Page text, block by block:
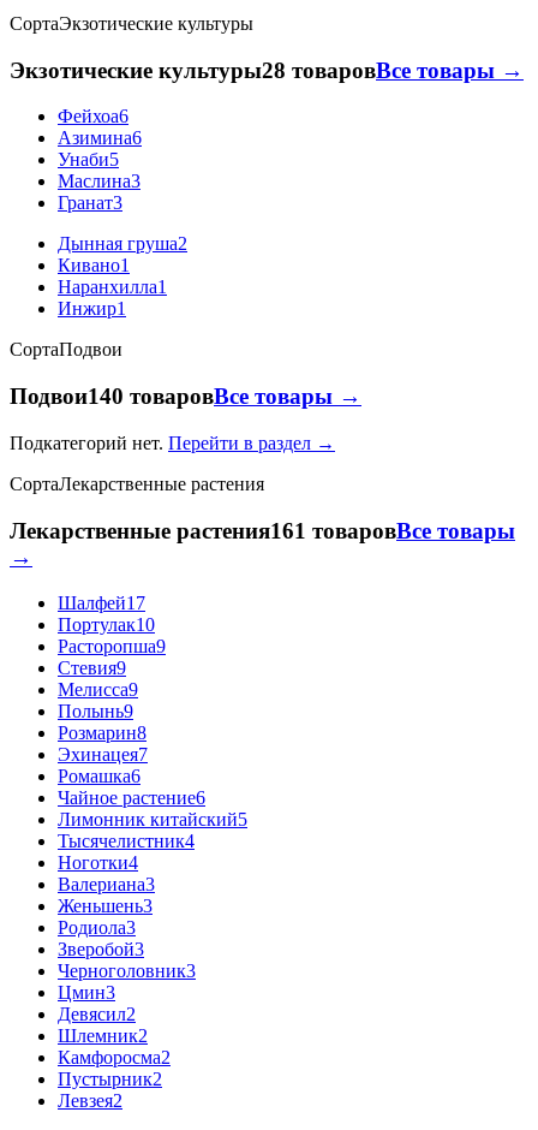
СортаЭкзотические культуры
Экзотические культуры28 товаровВсе товары →
Фейхоа6
Азимина6
Унаби5
Маслина3
Гранат3
Дынная груша2
Кивано1
Наранхилла1
Инжир1
СортаПодвои
Подвои140 товаровВсе товары →
Подкатегорий нет. Перейти в раздел →
СортаЛекарственные растения
Лекарственные растения161 товаровВсе товары
→
Шалфей17
Портулак10
Расторопша9
Стевия9
Мелисса9
Полынь9
Розмарин8
Эхинацея7
Ромашка6
Чайное растение6
Лимонник китайский5
Тысячелистник4
Ноготки4
Валериана3
Женьшень3
Родиола3
Зверобой3
Черноголовник3
Цмин3
Девясил2
Шлемник2
Камфоросма2
Пустырник2
Левзея2